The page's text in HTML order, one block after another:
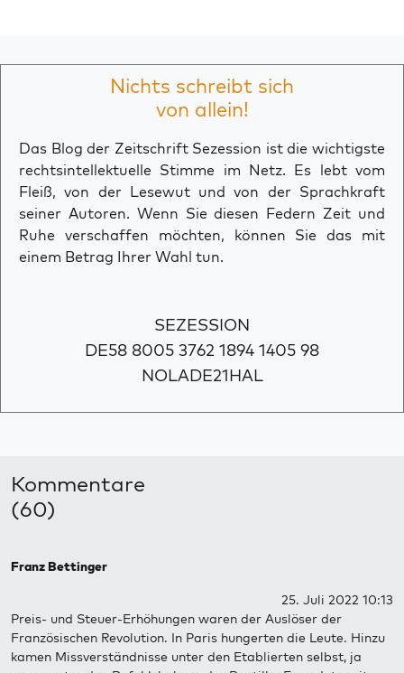
Nichts schreibt sich
von allein!
Das Blog der Zeitschrift Sezession ist die wichtigste
rechtsintellektuelle Stimme im Netz. Es lebt vom
Fleiß, von der Lesewut und von der Sprachkraft
seiner Autoren. Wenn Sie diesen Federn Zeit und
Ruhe verschaffen möchten, können Sie das mit
einem Betrag Ihrer Wahl tun.
SEZESSION
DE58 8005 3762 1894 1405 98
NOLADE21HAL
Kommentare
(60)
Franz Bettinger
25. Juli 2022 10:13
Preis- und Steuer-Erhöhungen waren der Auslöser der
Französischen Revolution. In Paris hungerten die Leute. Hinzu
kamen Missverständnisse unter den Etablierten selbst, ja